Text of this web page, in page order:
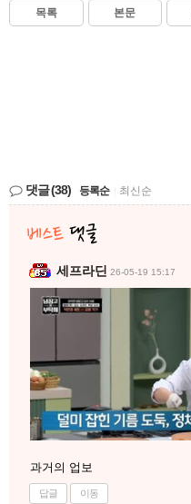
목록 본문
댓글(38) 등록순 최신순
세프라딘 26-05-19 15:17
과거의 업보
답글 이동